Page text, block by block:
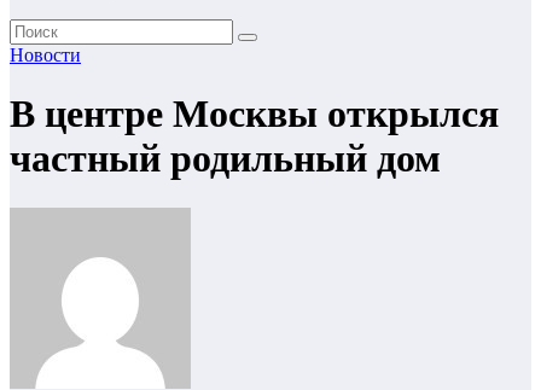
Новости
В центре Москвы открылся
частный родильный дом